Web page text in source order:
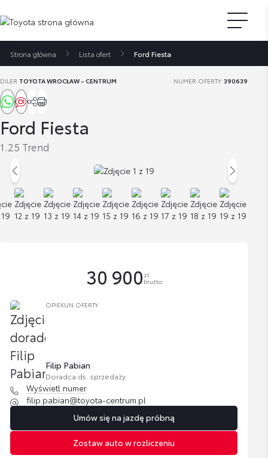
Strona główna Lista ofert Ford Fiesta
Ford Fiesta
1.25 Trend
DILER TOYOTA WROCŁAW - CENTRUM NUMER OFERTY:390639
OPIEKUN OFERTY
Filip Pabian
Doradca ds. sprzedaży
Wyświetl numer
filip.pabian@toyota-centrum.pl
Umów się na jazdę próbną
30 900 zł
brutto
Zostaw auto w rozliczeniu